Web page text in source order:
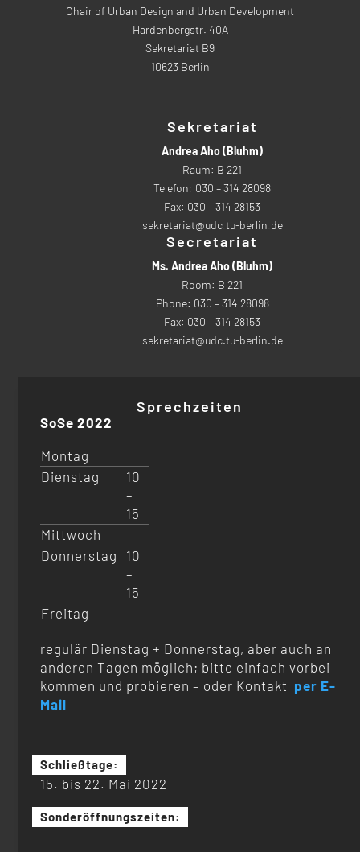
Chair of Urban Design and Urban Development
Hardenbergstr. 40A
Sekretariat B9
10623 Berlin
Sekretariat
Andrea Aho (Bluhm)
Raum: B 221
Telefon: 030 – 314 28098
Fax: 030 – 314 28153
sekretariat@udc.tu-berlin.de
Secretariat
Ms. Andrea Aho (Bluhm)
Room: B 221
Phone: 030 – 314 28098
Fax: 030 – 314 28153
sekretariat@udc.tu-berlin.de
Sprechzeiten
SoSe 2022
Montag
Dienstag
10
–
15
Mittwoch
Donnerstag
10
–
15
Freitag
regulär Dienstag + Donnerstag, aber auch an
anderen Tagen möglich; bitte einfach vorbei
kommen und probieren – oder Kontakt per E-
Mail
Schließtage:
15. bis 22. Mai 2022
Sonderöffnungszeiten: